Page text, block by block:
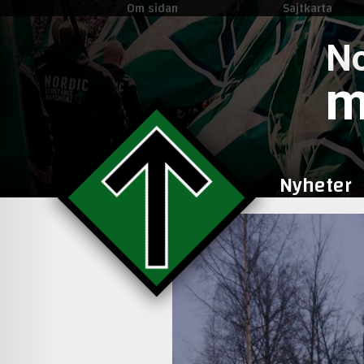
Om sidan Sajtkarta
Nyheter